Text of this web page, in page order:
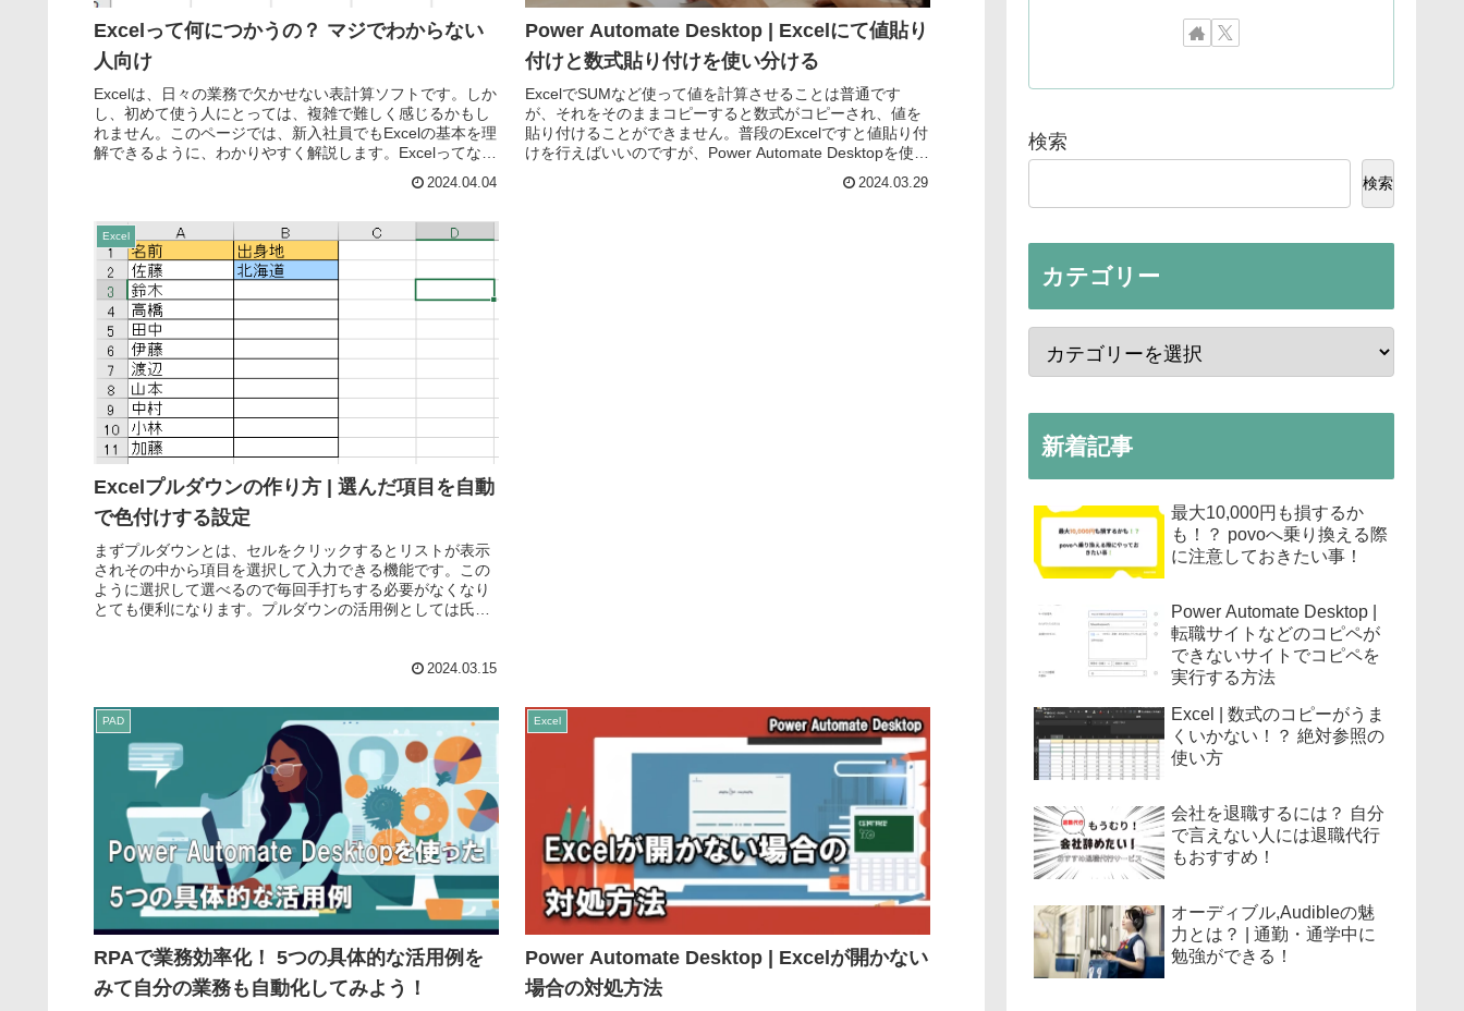
Excelって何につかうの？ マジでわからない
人向け
Excelは、日々の業務で欠かせない表計算ソフトです。しか
し、初めて使う人にとっては、複雑で難しく感じるかもし
れません。このページでは、新入社員でもExcelの基本を理
解できるように、わかりやすく解説します。Excelってなぜ
2024.04.04
Power Automate Desktop | Excelにて値貼り
付けと数式貼り付けを使い分ける
ExcelでSUMなど使って値を計算させることは普通です
が、それをそのままコピーすると数式がコピーされ、値を
貼り付けることができません。普段のExcelですと値貼り付
けを行えばいいのですが、Power Automate Desktopを使
2024.03.29
Excel
Excelプルダウンの作り方 | 選んだ項目を自動
で色付けする設定
まずプルダウンとは、セルをクリックするとリストが表示
されその中から項目を選択して入力できる機能です。この
ように選択して選べるので毎回手打ちする必要がなくなり
とても便利になります。プルダウンの活用例としては氏
2024.03.15
PAD
RPAで業務効率化！ 5つの具体的な活用例を
みて自分の業務も自動化してみよう！
Excel
Power Automate Desktop | Excelが開かない
場合の対処方法
検索
検索
カテゴリー
新着記事
最大10,000円も損するか
も！？ povoへ乗り換える際
に注意しておきたい事！
Power Automate Desktop |
転職サイトなどのコピペが
できないサイトでコピペを
実行する方法
Excel | 数式のコピーがうま
くいかない！？ 絶対参照の
使い方
会社を退職するには？ 自分
で言えない人には退職代行
もおすすめ！
オーディブル,Audibleの魅
力とは？ | 通勤・通学中に
勉強ができる！